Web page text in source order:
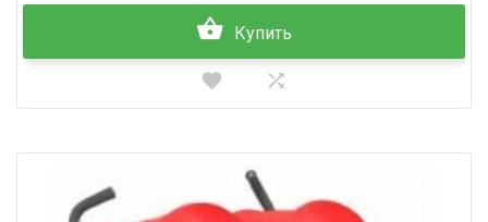
Купить